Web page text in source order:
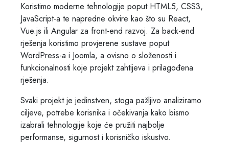
Koristimo moderne tehnologije poput HTML5, CSS3,
JavaScript-a te napredne okvire kao što su React,
Vue.js ili Angular za front-end razvoj. Za back-end
rješenja koristimo provjerene sustave poput
WordPress-a i Joomla, a ovisno o složenosti i
funkcionalnosti koje projekt zahtijeva i prilagođena
rješenja.
Svaki projekt je jedinstven, stoga pažljivo analiziramo
ciljeve, potrebe korisnika i očekivanja kako bismo
izabrali tehnologije koje će pružiti najbolje
performanse, sigurnost i korisničko iskustvo.